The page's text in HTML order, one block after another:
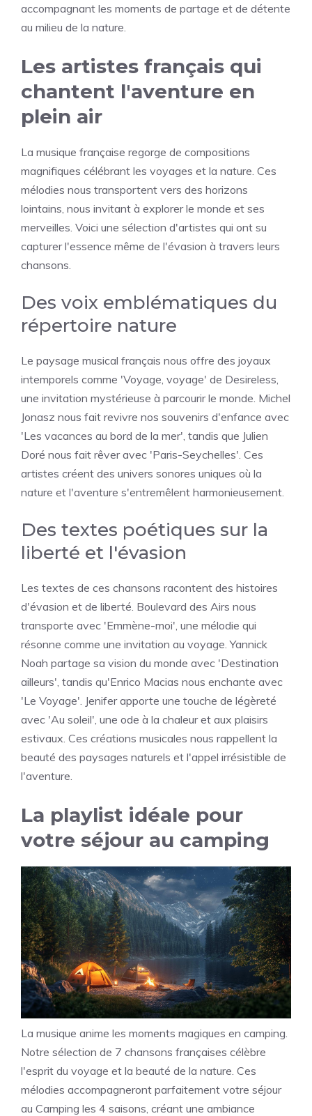
accompagnant les moments de partage et de détente
au milieu de la nature.
Les artistes français qui
chantent l'aventure en
plein air
La musique française regorge de compositions
magnifiques célébrant les voyages et la nature. Ces
mélodies nous transportent vers des horizons
lointains, nous invitant à explorer le monde et ses
merveilles. Voici une sélection d'artistes qui ont su
capturer l'essence même de l'évasion à travers leurs
chansons.
Des voix emblématiques du
répertoire nature
Le paysage musical français nous offre des joyaux
intemporels comme 'Voyage, voyage' de Desireless,
une invitation mystérieuse à parcourir le monde. Michel
Jonasz nous fait revivre nos souvenirs d'enfance avec
'Les vacances au bord de la mer', tandis que Julien
Doré nous fait rêver avec 'Paris-Seychelles'. Ces
artistes créent des univers sonores uniques où la
nature et l'aventure s'entremêlent harmonieusement.
Des textes poétiques sur la
liberté et l'évasion
Les textes de ces chansons racontent des histoires
d'évasion et de liberté. Boulevard des Airs nous
transporte avec 'Emmène-moi', une mélodie qui
résonne comme une invitation au voyage. Yannick
Noah partage sa vision du monde avec 'Destination
ailleurs', tandis qu'Enrico Macias nous enchante avec
'Le Voyage'. Jenifer apporte une touche de légèreté
avec 'Au soleil', une ode à la chaleur et aux plaisirs
estivaux. Ces créations musicales nous rappellent la
beauté des paysages naturels et l'appel irrésistible de
l'aventure.
La playlist idéale pour
votre séjour au camping
La musique anime les moments magiques en camping.
Notre sélection de 7 chansons françaises célèbre
l'esprit du voyage et la beauté de la nature. Ces
mélodies accompagneront parfaitement votre séjour
au Camping les 4 saisons, créant une ambiance